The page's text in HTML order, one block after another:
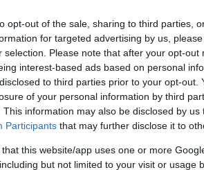
opt-out of the sale, sharing to third parties,
for targeted advertising by us,
selection. Please note that after your opt-out
interest-based ads based on personal
to third parties prior to your opt-out.
of your personal information by third
This information may also be disclosed by
Participants that may further disclose it to
that this website/app uses one or more
but not limited to your visit or usage
az
kezdetét egy nyitó felvonulással. A
tagjaival. A szervezők a
is szolgál majd.
hivatalos oldalán érhető el.
elkerülné a propagandát,